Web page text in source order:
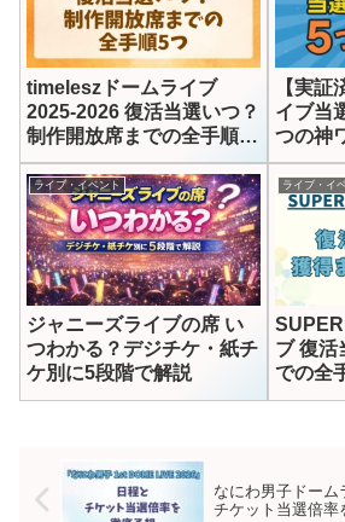
timeleszドームライブ
2025-2026 復活当選いつ？
制作開放席までの全手順5
つ
【実証
イブ当
つの神
ライブ・イベント
ジャニーズライブの席 い
つわかる？デジチケ・紙チ
ケ別に5段階で解説
ライブ・イ
ブ 復活
での全
なにわ男子ドーム
チケット当選倍率